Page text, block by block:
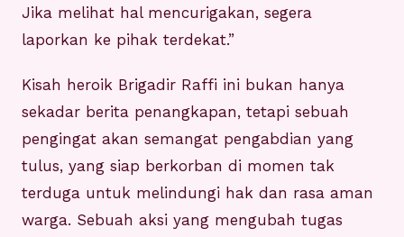
Jika melihat hal mencurigakan, segera
laporkan ke pihak terdekat.”
Kisah heroik Brigadir Raffi ini bukan hanya
sekadar berita penangkapan, tetapi sebuah
pengingat akan semangat pengabdian yang
tulus, yang siap berkorban di momen tak
terduga untuk melindungi hak dan rasa aman
warga. Sebuah aksi yang mengubah tugas